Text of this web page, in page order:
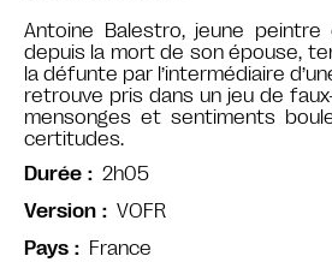
Antoine Balestro, jeune peintre
depuis la mort de son épouse,
la défunte par l’intermédiaire
retrouve pris dans un jeu de
mensonges et sentiments
certitudes.
Durée
2h05
Version
VOFR
Pays
France